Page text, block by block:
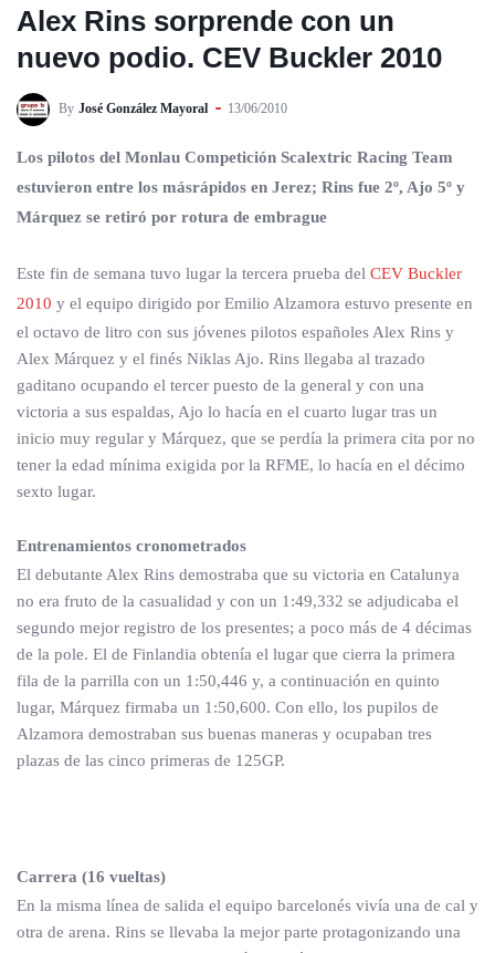
Alex Rins sorprende con un
nuevo podio. CEV Buckler 2010
By José González Mayoral 13/06/2010
Los pilotos del Monlau Competición Scalextric Racing Team
estuvieron entre los másrápidos en Jerez; Rins fue 2º, Ajo 5º y
Márquez se retiró por rotura de embrague
Este fin de semana tuvo lugar la tercera prueba del CEV Buckler
2010 y el equipo dirigido por Emilio Alzamora estuvo presente en
el octavo de litro con sus jóvenes pilotos españoles Alex Rins y
Alex Márquez y el finés Niklas Ajo. Rins llegaba al trazado
gaditano ocupando el tercer puesto de la general y con una
victoria a sus espaldas, Ajo lo hacía en el cuarto lugar tras un
inicio muy regular y Márquez, que se perdía la primera cita por no
tener la edad mínima exigida por la RFME, lo hacía en el décimo
sexto lugar.
Entrenamientos cronometrados
El debutante Alex Rins demostraba que su victoria en Catalunya
no era fruto de la casualidad y con un 1:49,332 se adjudicaba el
segundo mejor registro de los presentes; a poco más de 4 décimas
de la pole. El de Finlandia obtenía el lugar que cierra la primera
fila de la parrilla con un 1:50,446 y, a continuación en quinto
lugar, Márquez firmaba un 1:50,600. Con ello, los pupilos de
Alzamora demostraban sus buenas maneras y ocupaban tres
plazas de las cinco primeras de 125GP.
Carrera (16 vueltas)
En la misma línea de salida el equipo barcelonés vivía una de cal y
otra de arena. Rins se llevaba la mejor parte protagonizando una